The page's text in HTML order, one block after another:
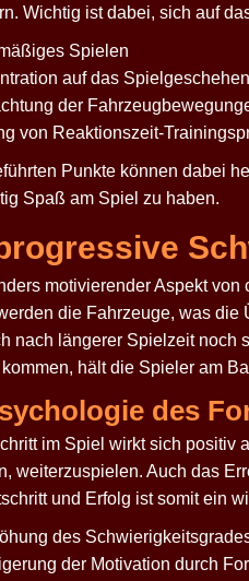
Wichtig ist dabei, sich auf
Spielen
auf das Spielgeschehen
der
von Reaktionszeit-
Punkte können dabei
Spaß am Spiel zu haben.
motivierender Aspekt von
die Fahrzeuge, was
nach längerer Spielzeit noch
hält die Spieler am
des
im Spiel wirkt sich positiv
weiterzuspielen. Auch das
und Erfolg ist somit ein
des
der Motivation durch